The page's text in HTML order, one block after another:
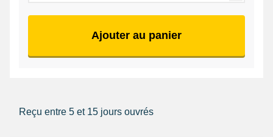
Ajouter au panier
Reçu entre 5 et 15 jours ouvrés